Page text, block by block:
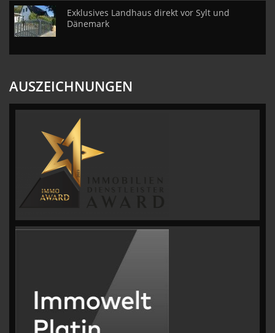
Exklusives Landhaus direkt vor Sylt und
Dänemark
AUSZEICHNUNGEN